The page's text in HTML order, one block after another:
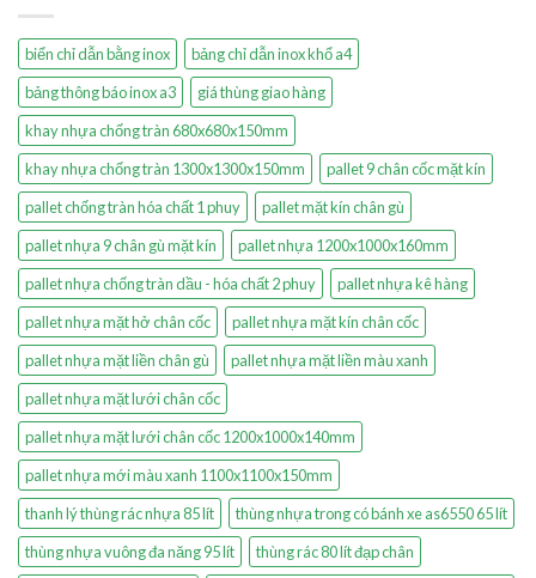
biển chỉ dẫn bằng inox
bảng chỉ dẫn inox khổ a4
bảng thông báo inox a3
giá thùng giao hàng
khay nhựa chống tràn 680x680x150mm
khay nhựa chống tràn 1300x1300x150mm
pallet 9 chân cốc mặt kín
pallet chống tràn hóa chất 1 phuy
pallet mặt kín chân gù
pallet nhựa 9 chân gù mặt kín
pallet nhựa 1200x1000x160mm
pallet nhựa chống tràn dầu - hóa chất 2 phuy
pallet nhựa kê hàng
pallet nhựa mặt hở chân cốc
pallet nhựa mặt kín chân cốc
pallet nhựa mặt liền chân gù
pallet nhựa mặt liền màu xanh
pallet nhựa mặt lưới chân cốc
pallet nhựa mặt lưới chân cốc 1200x1000x140mm
pallet nhựa mới màu xanh 1100x1100x150mm
thanh lý thùng rác nhựa 85 lít
thùng nhựa trong có bánh xe as6550 65 lít
thùng nhựa vuông đa năng 95 lít
thùng rác 80 lít đạp chân